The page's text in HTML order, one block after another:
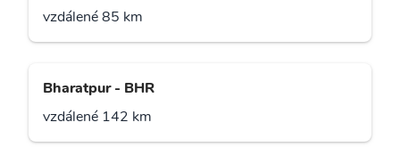
vzdálené 85 km
Bharatpur - BHR
vzdálené 142 km